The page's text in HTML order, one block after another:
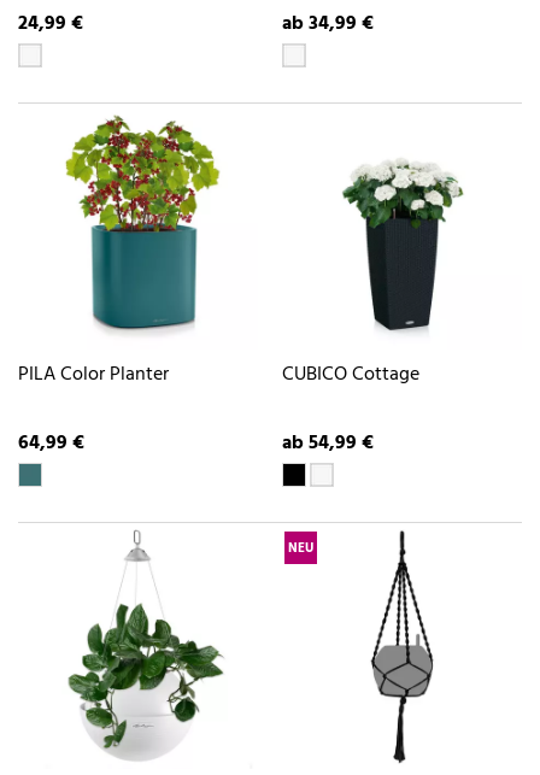
24,99 € ab 34,99 €
PILA Color Planter
64,99 €
CUBICO Cottage
ab 54,99 €
NEU